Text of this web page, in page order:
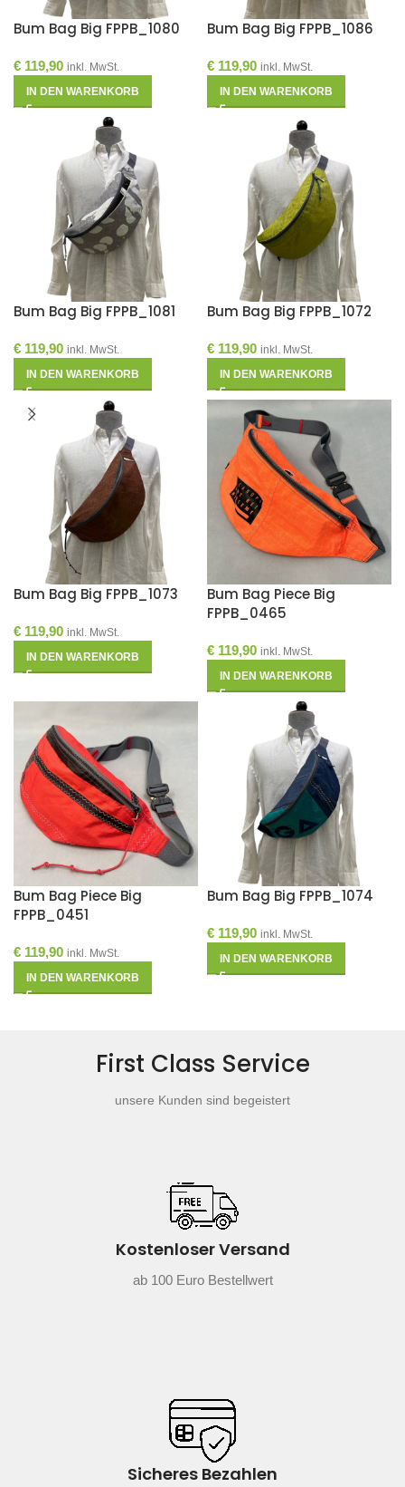
Bum Bag Big FPPB_1080
€ 119,90 inkl. MwSt.
IN DEN WARENKORB
Bum Bag Big FPPB_1086
€119,90 inkl. MwSt.
IN DEN WARENKORB
Bum Bag Big FPPB_1081
€ 119,90 inkl. MwSt.
IN DEN WARENKORB
Bum Bag Big FPPB_1072
€119,90 inkl. MwSt.
IN DEN WARENKORB
Bum Bag Big FPPB_1073
€ 119,90 inkl. MwSt.
IN DEN WARENKORB
Bum Bag Piece Big
FPPB_0465
€119,90 inkl. MwSt.
IN DEN WARENKORB
Bum Bag Piece Big
FPPB_0451
€ 119,90 inkl. MwSt.
IN DEN WARENKORB
Bum Bag Big FPPB_1074
€119,90 inkl. MwSt.
IN DEN WARENKORB
First Class Service
unsere Kunden sind begeistert
Kostenloser Versand
ab 100 Euro Bestellwert
Sicheres Bezahlen